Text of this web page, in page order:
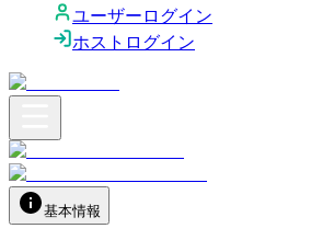
ユーザーログイン
ホストログイン
基本情報